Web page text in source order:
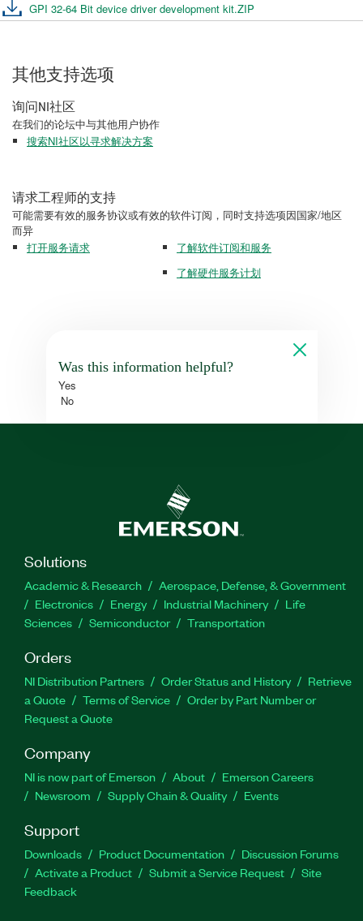
GPI 32-64 Bit device driver development kit.ZIP
其他支持选项
询问NI社区
在我们的论坛中与其他用户协作
搜索NI社区以寻求解决方案
请求工程师的支持
可能需要有效的服务协议或有效的软件订阅，同时支持选项因国家/地区
而异
打开服务请求
了解软件订阅和服务
了解硬件服务计划
Was this information helpful?
Yes
No
Solutions
Academic & Research
Aerospace, Defense, & Government
Electronics
Energy Industrial Machinery
Life
Sciences
Semiconductor Transportation
Orders
NI Distribution Partners Order Status and History
Retrieve
a Quote
Terms of Service
Order by Part Number or
Request a Quote
Company
NI is now part of Emerson About
Emerson Careers
Newsroom
Supply Chain & Quality Events
Support
Downloads Product Documentation
Discussion Forums
Activate a Product
Submit a Service Request
Site
Feedback